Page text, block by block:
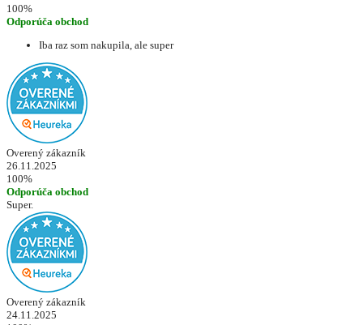
100%
Odporúča obchod
Iba raz som nakupila, ale super
Overený zákazník
26.11.2025
100%
Odporúča obchod
Super.
Overený zákazník
24.11.2025